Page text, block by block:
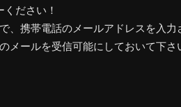
ださい！
、携帯電話のメールアドレスを入
メールを受信可能にしておいて下さ